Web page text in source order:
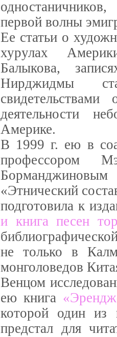
первой волны
Ее статьи о
хурулах
Балыкова,
Нирджидмы
деятельности
Америке.
В 1999 г. ею в
профессором
«Этнический
подготовила к
и книга песен
не только в
монголоведов
Венцом
ею книга
которой один из
предстал для